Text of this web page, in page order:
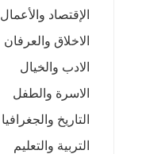
الإقتصاد والأعمال
الاخلاق والعرفان
الادب والخيال
الاسرة والطفل
التاريخ والجغرافيا
التربية والتعليم